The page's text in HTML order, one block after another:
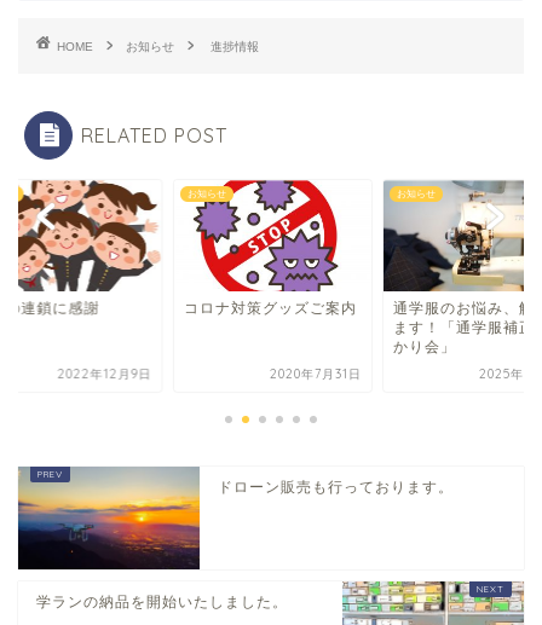
HOME お知らせ 進捗情報
RELATED POST
の連鎖に感謝
2022年12月9日
お知らせ
コロナ対策グッズご案内
2020年7月31日
お知らせ
通学服のお悩み、解
ます！「通学服補正
かり会」
2025年7
ドローン販売も行っております。
学ランの納品を開始いたしました。